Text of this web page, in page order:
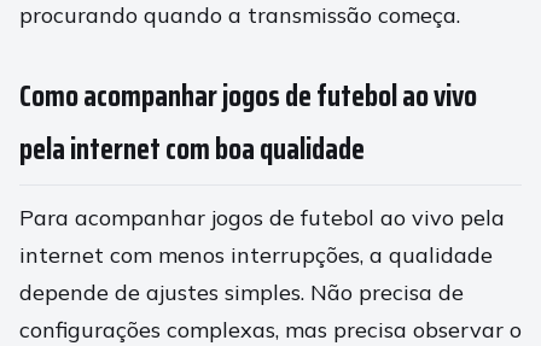
procurando quando a transmissão começa.
Como acompanhar jogos de futebol ao vivo
pela internet com boa qualidade
Para acompanhar jogos de futebol ao vivo pela
internet com menos interrupções, a qualidade
depende de ajustes simples. Não precisa de
configurações complexas, mas precisa observar o